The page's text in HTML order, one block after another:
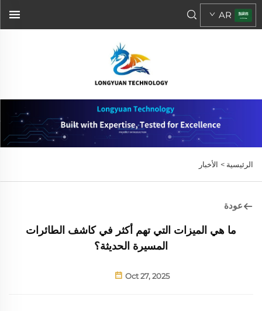
AR
الرئيسية > الأخبار
عودة
ما هي الميزات التي تهم أكثر في كاشف الطائرات
المسيرة الحديثة؟
Oct 27, 2025